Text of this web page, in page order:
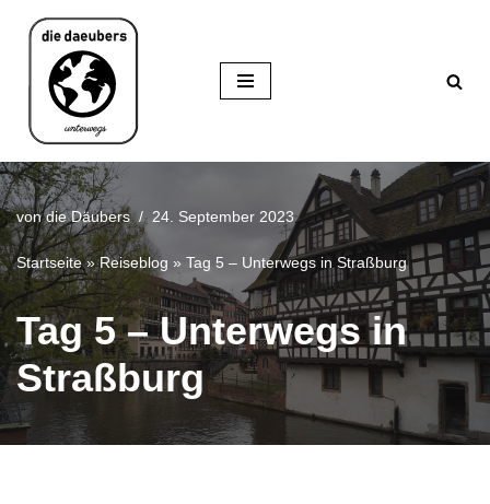
Inhalt
springen
vondie Däubers 24. September 2023
Startseite»Reiseblog » Tag 5 – Unterwegs in Straßburg
Tag 5 – Unterwegs in
Straßburg